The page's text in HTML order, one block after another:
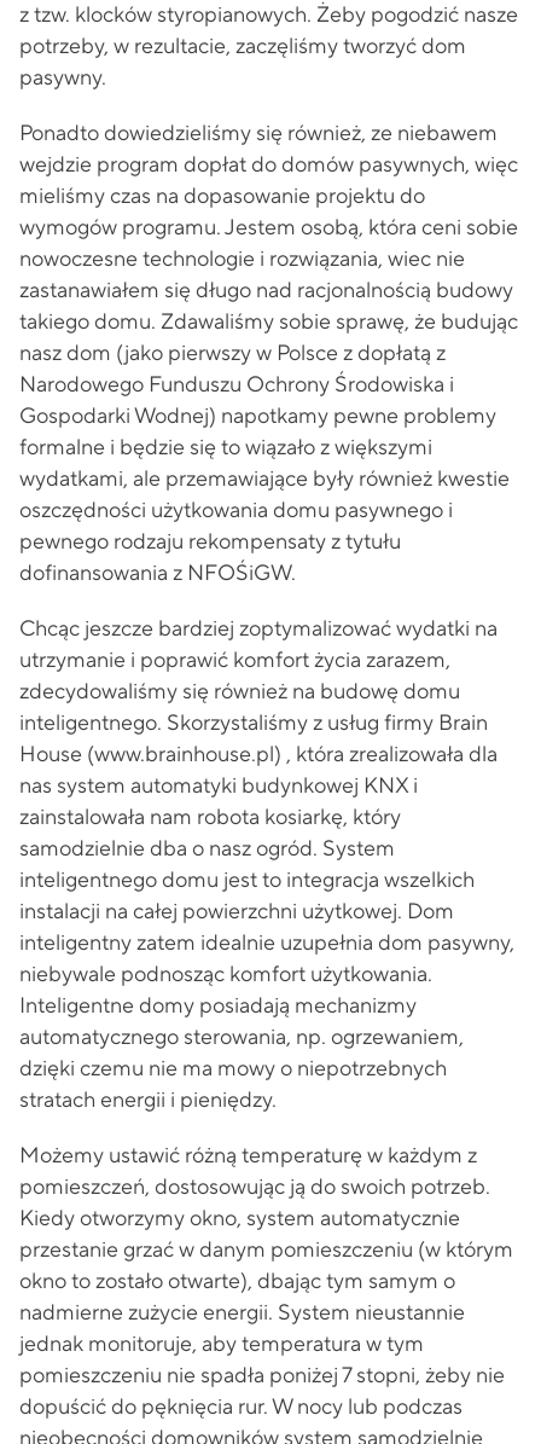
z tzw. klocków styropianowych. Żeby pogodzić nasze
potrzeby, w rezultacie, zaczęliśmy tworzyć dom
pasywny.
Ponadto dowiedzieliśmy się również, ze niebawem
wejdzie program dopłat do domów pasywnych, więc
mieliśmy czas na dopasowanie projektu do
wymogów programu. Jestem osobą, która ceni sobie
nowoczesne technologie i rozwiązania, wiec nie
zastanawiałem się długo nad racjonalnością budowy
takiego domu. Zdawaliśmy sobie sprawę, że budując
nasz dom (jako pierwszy w Polsce z dopłatą z
Narodowego Funduszu Ochrony Środowiska i
Gospodarki Wodnej) napotkamy pewne problemy
formalne i będzie się to wiązało z większymi
wydatkami, ale przemawiające były również kwestie
oszczędności użytkowania domu pasywnego i
pewnego rodzaju rekompensaty z tytułu
dofinansowania z NFOŚiGW.
Chcąc jeszcze bardziej zoptymalizować wydatki na
utrzymanie i poprawić komfort życia zarazem,
zdecydowaliśmy się również na budowę domu
inteligentnego. Skorzystaliśmy z usług firmy Brain
House (www.brainhouse.pl) , która zrealizowała dla
nas system automatyki budynkowej KNX i
zainstalowała nam robota kosiarkę, który
samodzielnie dba o nasz ogród. System
inteligentnego domu jest to integracja wszelkich
instalacji na całej powierzchni użytkowej. Dom
inteligentny zatem idealnie uzupełnia dom pasywny,
niebywale podnosząc komfort użytkowania.
Inteligentne domy posiadają mechanizmy
automatycznego sterowania, np. ogrzewaniem,
dzięki czemu nie ma mowy o niepotrzebnych
stratach energii i pieniędzy.
Możemy ustawić różną temperaturę w każdym z
pomieszczeń, dostosowując ją do swoich potrzeb.
Kiedy otworzymy okno, system automatycznie
przestanie grzać w danym pomieszczeniu (w którym
okno to zostało otwarte), dbając tym samym o
nadmierne zużycie energii. System nieustannie
jednak monitoruje, aby temperatura w tym
pomieszczeniu nie spadła poniżej 7 stopni, żeby nie
dopuścić do pęknięcia rur. W nocy lub podczas